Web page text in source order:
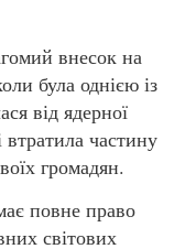
внесок на
була однією із
від ядерної
втратила частину
громадян.
повне право
світових